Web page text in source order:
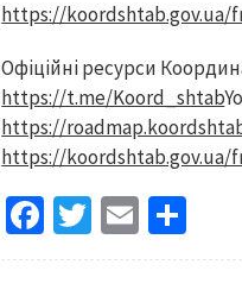
https://koordshtab.gov.ua/
Офіційні ресурси
https://t.me/Koord_shtab
https://
https://koordshtab.gov.ua/
Fa
ce
T
wi
E
m h